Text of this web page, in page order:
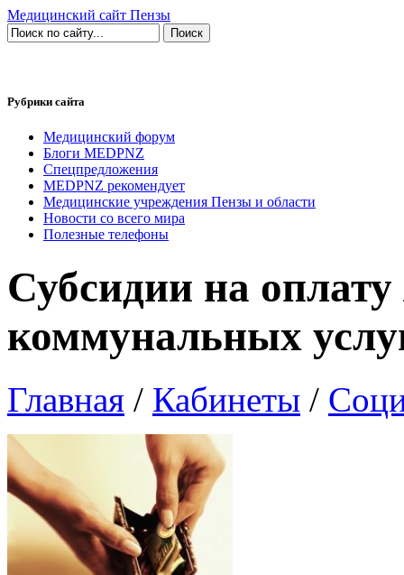
Медицинский сайт Пензы
Рубрики сайта
Медицинский форум
Блоги MEDPNZ
Спецпредложения
MEDPNZ рекомендует
Медицинские учреждения Пензы и области
Новости со всего мира
Полезные телефоны
Субсидии на
коммунальных
Главная / Кабинеты /